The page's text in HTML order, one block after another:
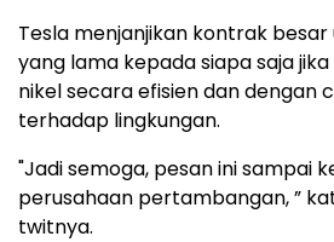
Tesla menjanjikan kontrak
yang lama kepada siapa saja
nikel secara efisien dan dengan
terhadap lingkungan.
"Jadi semoga, pesan ini sampai
perusahaan pertambangan, ”
twitnya.